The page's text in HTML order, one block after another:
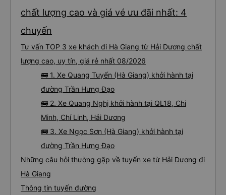
chất lượng cao và giá vé ưu đãi nhất: 4
chuyến
Tư vấn TOP 3 xe khách đi Hà Giang từ Hải Dương chất
lượng cao, uy tín, giá rẻ nhất 08/2026
🚌 1. Xe Quang Tuyến (Hà Giang) khởi hành tại
đường Trần Hưng Đạo
🚌 2. Xe Quang Nghị khởi hành tại QL18, Chi
Minh, Chí Linh, Hải Dương
🚌 3. Xe Ngọc Sơn (Hà Giang) khởi hành tại
đường Trần Hưng Đạo
Những câu hỏi thường gặp về tuyến xe từ Hải Dương đi
Hà Giang
Thông tin tuyến đường